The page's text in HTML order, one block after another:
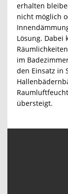
erhalten
nicht möglich
Lösung. Dabei
im
den Einsatz in
übersteigt.